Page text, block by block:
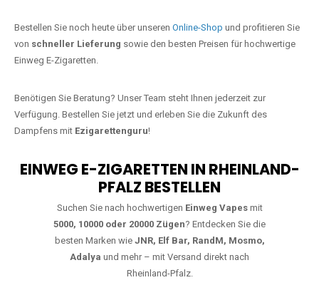
Bestellen Sie noch heute über unseren Online-Shop und profitieren Sie
von schneller Lieferung sowie den besten Preisen für hochwertige
Einweg E-Zigaretten.
Benötigen Sie Beratung? Unser Team steht Ihnen jederzeit zur
Verfügung. Bestellen Sie jetzt und erleben Sie die Zukunft des
Dampfens mit Ezigarettenguru!
EINWEG E-ZIGARETTEN IN RHEINLAND-
PFALZ BESTELLEN
Suchen Sie nach hochwertigen Einweg Vapesmit
5000, 10000 oder 20000 Zügen? Entdecken Sie die
besten Marken wie JNR, Elf Bar, RandM, Mosmo,
Adalya und mehr – mit Versand direkt nach
Rheinland-Pfalz.